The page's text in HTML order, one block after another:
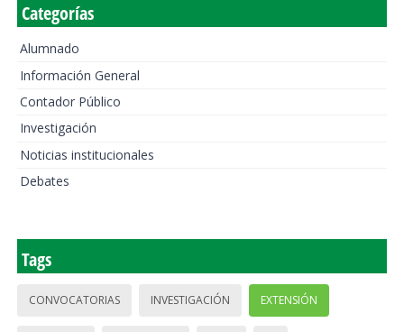
Categorías
Alumnado
Información General
Contador Público
Investigación
Noticias institucionales
Debates
Tags
CONVOCATORIAS INVESTIGACIÓN EXTENSIÓN